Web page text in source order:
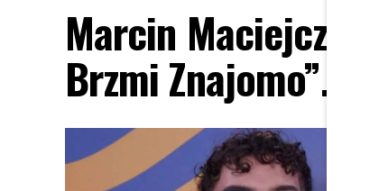
Marcin Maciejczak
Brzmi Znajomo”.